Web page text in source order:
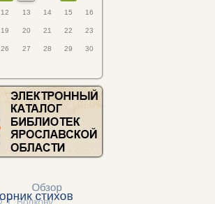
12 13 14 15 16
19 20 21 22 23
26 27 28 29 30